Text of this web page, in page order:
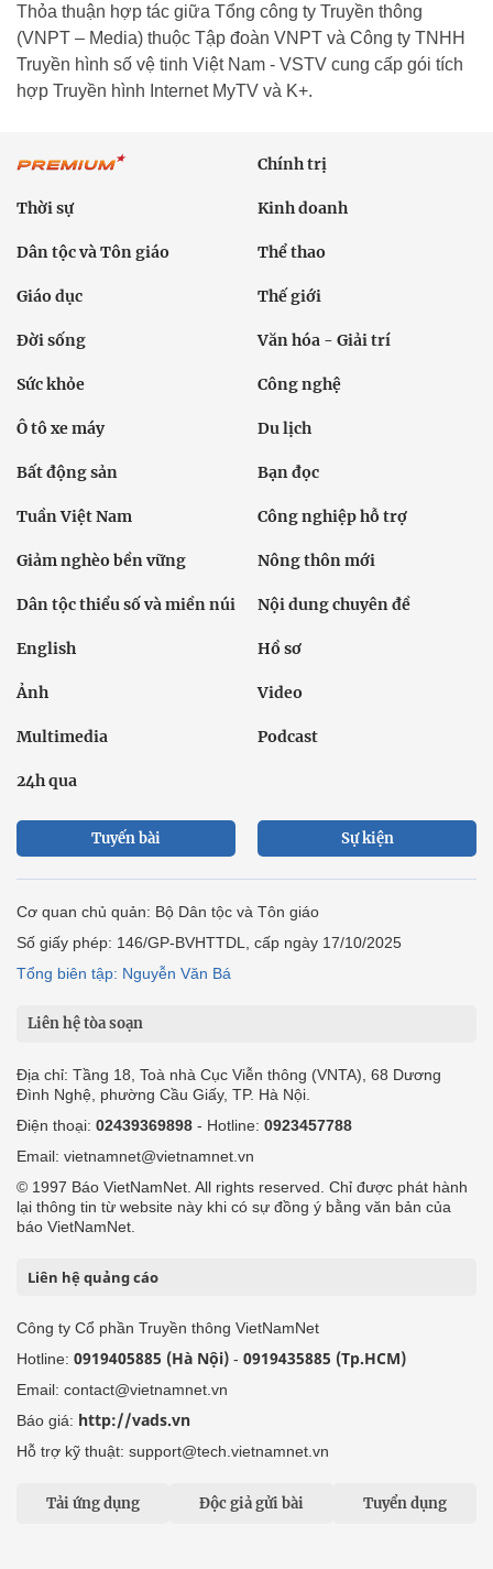
Thỏa thuận hợp tác giữa Tổng công ty Truyền thông
(VNPT – Media) thuộc Tập đoàn VNPT và Công ty TNHH
Truyền hình số vệ tinh Việt Nam - VSTV cung cấp gói tích
hợp Truyền hình Internet MyTV và K+.
Chính trị
Thời sự Kinh doanh
Dân tộc và Tôn giáo Thể thao
Giáo dục Thế giới
Đời sống Văn hóa - Giải trí
Sức khỏe Công nghệ
Ô tô xe máy Du lịch
Bất động sản Bạn đọc
Tuần Việt Nam Công nghiệp hỗ trợ
Giảm nghèo bền vững Nông thôn mới
Dân tộc thiểu số và miền núi Nội dung chuyên đề
English Hồ sơ
Ảnh Video
Multimedia Podcast
24h qua
Tuyến bài Sự kiện
Cơ quan chủ quản: Bộ Dân tộc và Tôn giáo
Số giấy phép: 146/GP-BVHTTDL, cấp ngày 17/10/2025
Tổng biên tập: Nguyễn Văn Bá
Liên hệ tòa soạn
Địa chỉ: Tầng 18, Toà nhà Cục Viễn thông (VNTA), 68 Dương
Đình Nghệ, phường Cầu Giấy, TP. Hà Nội.
Điện thoại: 02439369898 - Hotline: 0923457788
Email: vietnamnet@vietnamnet.vn
© 1997 Báo VietNamNet. All rights reserved. Chỉ được phát hành
lại thông tin từ website này khi có sự đồng ý bằng văn bản của
báo VietNamNet.
Liên hệ quảng cáo
Công ty Cổ phần Truyền thông VietNamNet
Hotline: 0919405885 (Hà Nội) - 0919435885 (Tp.HCM)
Email: contact@vietnamnet.vn
Báo giá: http://vads.vn
Hỗ trợ kỹ thuật: support@tech.vietnamnet.vn
Tải ứng dụng Độc giả gửi bài Tuyển dụng